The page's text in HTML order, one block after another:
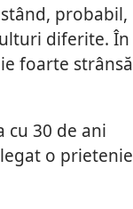
probabil,
diferite. În
foarte strânsă
cu 30 de ani
o prietenie